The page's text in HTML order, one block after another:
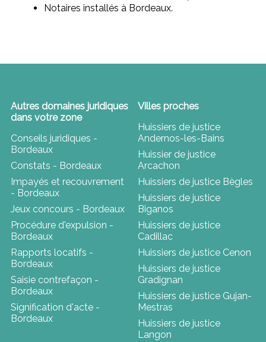
Notaires installés à Bordeaux.
Autres domaines juridiques
dans votre zone
Conseils juridiques -
Bordeaux
Constats - Bordeaux
Impayés et recouvrement
- Bordeaux
Jeux concours - Bordeaux
Procédure d'expulsion -
Bordeaux
Rapports locatifs -
Bordeaux
Saisie contrefaçon -
Bordeaux
Signification d'acte -
Bordeaux
Villes proches
Huissiers de justice
Andernos-les-Bains
Huissier de justice
Arcachon
Huissiers de justice Bègles
Huissiers de justice
Biganos
Huissiers de justice
Cadillac
Huissiers de justice Cenon
Huissiers de justice
Gradignan
Huissiers de justice Gujan-
Mestras
Huissiers de justice
Langon